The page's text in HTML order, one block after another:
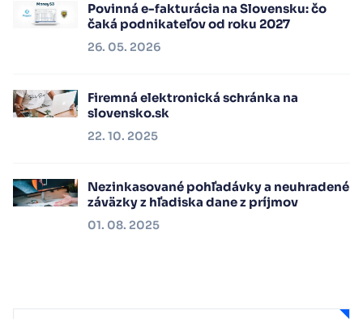
Povinná e-fakturácia na Slovensku: čo
čaká podnikateľov od roku 2027
26. 05. 2026
Firemná elektronická schránka na
slovensko.sk
22. 10. 2025
Nezinkasované pohľadávky a neuhradené
záväzky z hľadiska dane z príjmov
01. 08. 2025